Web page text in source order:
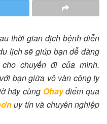
thời gian dịch bệnh diễn
lịch sẽ giúp bạn dễ dàng
chuyến đi của mình.
bạn giữa vô vàn công ty
hãy cùng Ohay điểm qua
uy tín và chuyên nghiệp